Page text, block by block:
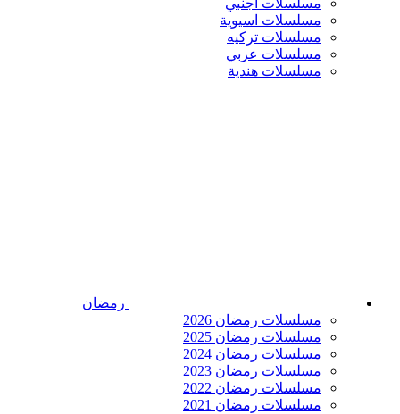
مسلسلات اجنبي
مسلسلات اسيوية
مسلسلات تركيه
مسلسلات عربي
مسلسلات هندية
رمضان
مسلسلات رمضان 2026
مسلسلات رمضان 2025
مسلسلات رمضان 2024
مسلسلات رمضان 2023
مسلسلات رمضان 2022
مسلسلات رمضان 2021